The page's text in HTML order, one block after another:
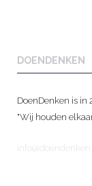
DOENDENKEN
DoenDenken is in
"Wij houden